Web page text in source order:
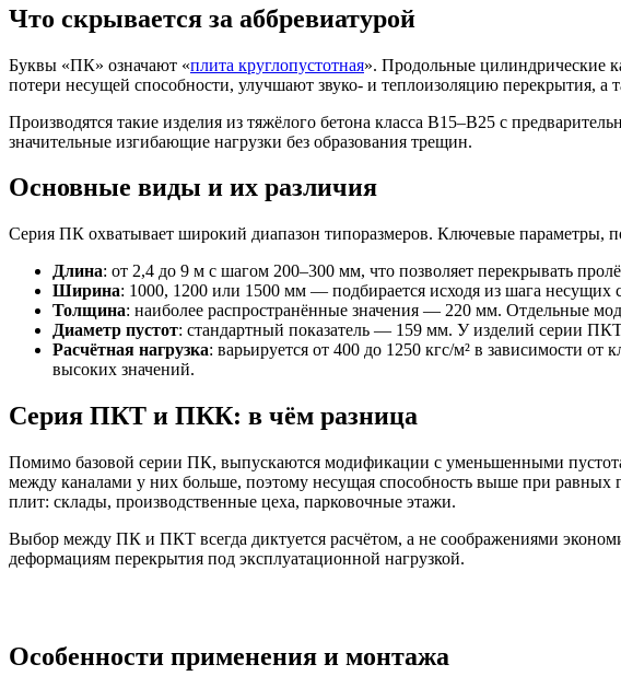
Что скрывается за аббревиатурой
Буквы «ПК» означают «плита круглопустотная». Продольные цилиндрические
потери несущей способности, улучшают звуко- и теплоизоляцию перекрытия,
Производятся такие изделия из тяжёлого бетона класса В15–В25 с
значительные изгибающие нагрузки без образования трещин.
Основные виды и их различия
Серия ПК охватывает широкий диапазон типоразмеров. Ключевые параметры,
Длина: от 2,4 до 9 м с шагом 200–300 мм, что позволяет перекрывать
Ширина: 1000, 1200 или 1500 мм — подбирается исходя из шага несущих
Толщина: наиболее распространённые значения — 220 мм. Отдельные
Диаметр пустот: стандартный показатель — 159 мм. У изделий серии
Расчётная нагрузка: варьируется от 400 до 1250 кгс/м² в зависимости
высоких значений.
Серия ПКТ и ПКК: в чём разница
Помимо базовой серии ПК, выпускаются модификации с уменьшенными
между каналами у них больше, поэтому несущая способность выше при равных
плит: склады, производственные цеха, парковочные этажи.
Выбор между ПК и ПКТ всегда диктуется расчётом, а не соображениями
деформациям перекрытия под эксплуатационной нагрузкой.
Особенности применения и монтажа